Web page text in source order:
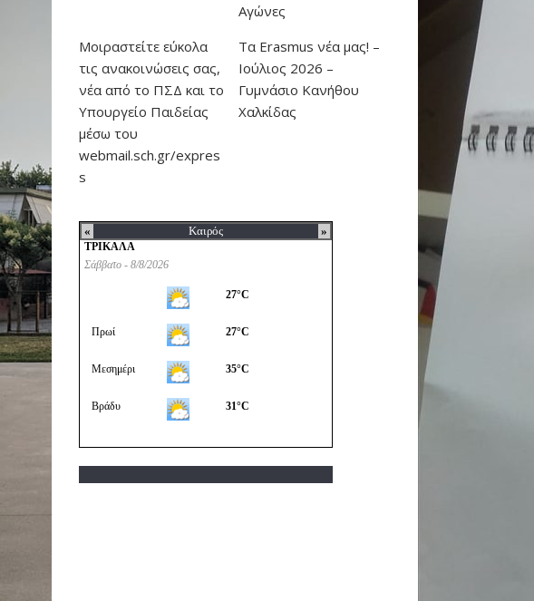
Αγώνες
Μοιραστείτε εύκολα
τις ανακοινώσεις σας,
νέα από το ΠΣΔ και το
Υπουργείο Παιδείας
μέσω του
webmail.sch.gr/expres
s
Τα Erasmus νέα μας! –
Ιούλιος 2026 –
Γυμνάσιο Κανήθου
Χαλκίδας